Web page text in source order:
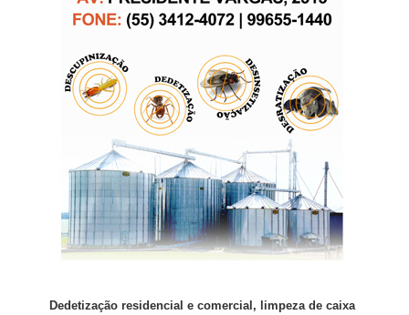
Dedetização residencial e comercial, limpeza de caixa